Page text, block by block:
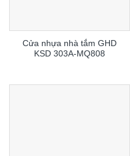
Cửa nhựa nhà tắm GHD
KSD 303A-MQ808